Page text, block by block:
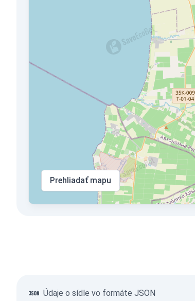
Prehliadať mapu
Údaje o sídle vo formáte JSON